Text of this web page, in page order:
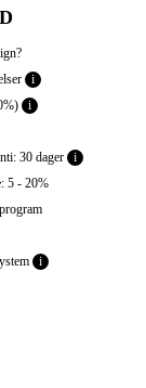
i
i
30 dager
i
5 - 20%
i